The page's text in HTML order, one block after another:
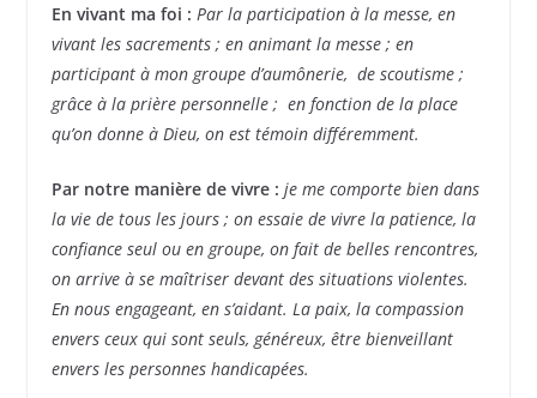
En vivant ma foi : Par la participation à la messe, en
vivant les sacrements ; en animant la messe ; en
participant à mon groupe d’aumônerie, de scoutisme ;
grâce à la prière personnelle ; en fonction de la place
qu’on donne à Dieu, on est témoin différemment.
Par notre manière de vivre : je me comporte bien dans
la vie de tous les jours ; on essaie de vivre la patience, la
confiance seul ou en groupe, on fait de belles rencontres,
on arrive à se maîtriser devant des situations violentes.
En nous engageant, en s’aidant. La paix, la compassion
envers ceux qui sont seuls, généreux, être bienveillant
envers les personnes handicapées.